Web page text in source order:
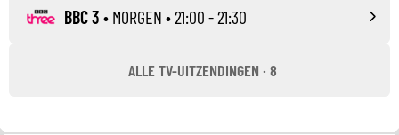
BBC 3 • MORGEN • 21:00 - 21:30
ALLE TV-UITZENDINGEN · 8